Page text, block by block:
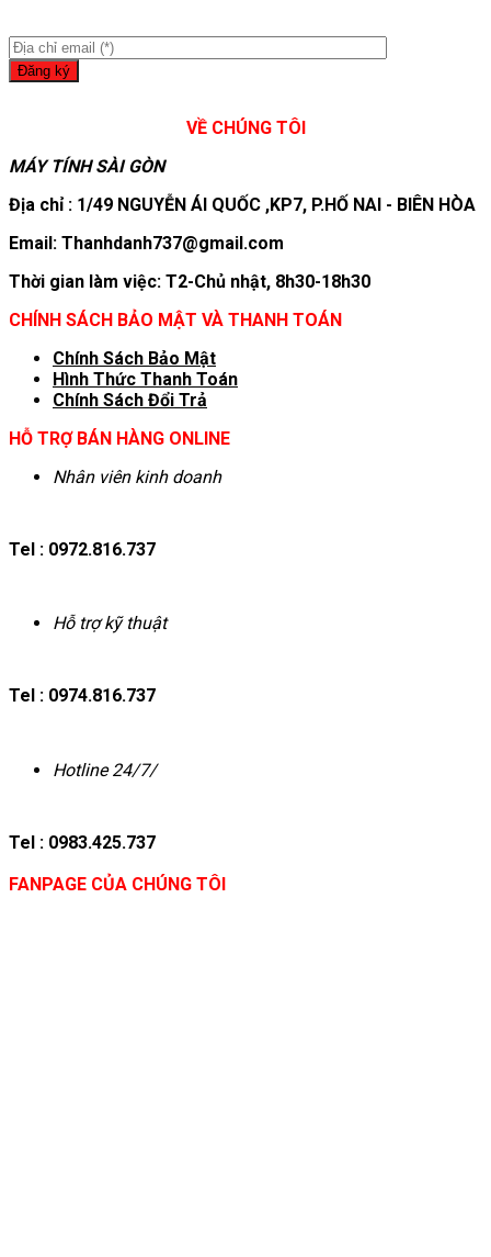
VỀ CHÚNG TÔI
MÁY TÍNH SÀI GÒN
Địa chỉ : 1/49 NGUYỄN ÁI QUỐC ,KP7, P.HỐ NAI - BIÊN HÒA
Email: Thanhdanh737@gmail.com
Thời gian làm việc: T2-Chủ nhật, 8h30-18h30
CHÍNH SÁCH BẢO MẬT VÀ THANH TOÁN
Chính Sách Bảo Mật
Hình Thức Thanh Toán
Chính Sách Đổi Trả
HỖ TRỢ BÁN HÀNG ONLINE
Nhân viên kinh doanh
Tel : 0972.816.737
Hỗ trợ kỹ thuật
Tel : 0974.816.737
Hotline 24/7/
Tel : 0983.425.737
FANPAGE CỦA CHÚNG TÔI